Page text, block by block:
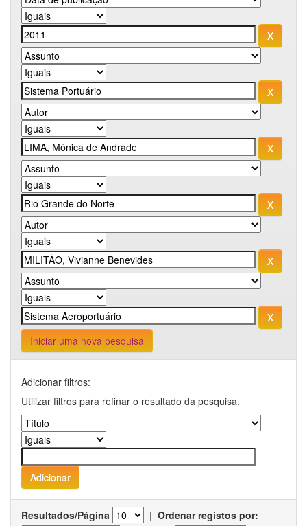
Iniciar uma nova pesquisa
Adicionar filtros:
Utilizar filtros para refinar o resultado da pesquisa.
Resultados/Página | Ordenar registos por: